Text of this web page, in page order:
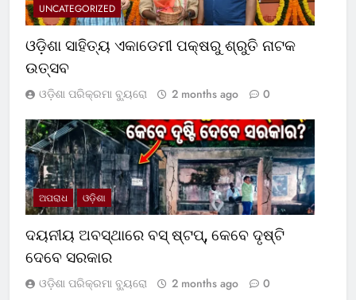
UNCATEGORIZED
ଓଡ଼ିଶା ସାହିତ୍ୟ ଏକାଡେମୀ ପକ୍ଷରୁ ଶ୍ରୁତି ନାଟକ
ଉତ୍ସବ
ଓଡ଼ିଶା ପରିକ୍ରମା ବ୍ୟୁରୋ 2 months ago 0
ଅପରାଧ ଓଡ଼ିଶା
ଦୟନୀୟ ଅବସ୍ଥାରେ ବସ୍‌ ଷ୍ଟପ୍‌, କେବେ ଦୃଷ୍ଟି
ଦେବେ ସରକାର
ଓଡ଼ିଶା ପରିକ୍ରମା ବ୍ୟୁରୋ 2 months ago 0